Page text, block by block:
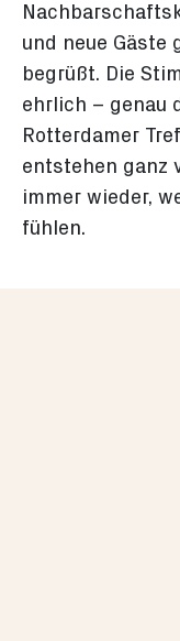
und neue Gäste
begrüßt. Die
ehrlich – genau
Rotterdamer
entstehen ganz
immer wieder,
fühlen.